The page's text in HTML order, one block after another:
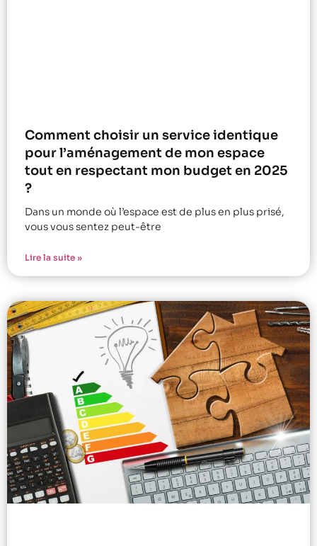
Comment choisir un service identique
pour l’aménagement de mon espace
tout en respectant mon budget en 2025
?
Dans un monde où l’espace est de plus en plus prisé,
vous vous sentez peut-être
Lire la suite »